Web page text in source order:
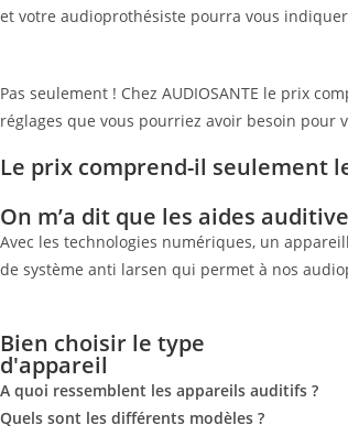
et votre audioprothésiste pourra vous
Pas seulement ! Chez AUDIOSANTE le prix
réglages que vous pourriez avoir besoin
Le prix comprend-il seulement
On m’a dit que les aides
Avec les technologies numériques, un
de système anti larsen qui permet à nos
Bien choisir le type
d'appareil
A quoi ressemblent les appareils auditifs ?
Quels sont les différents modèles ?